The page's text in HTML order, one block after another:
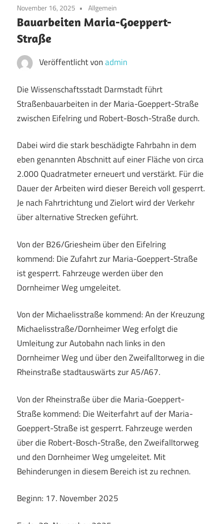
November 16, 2025 Allgemein
Bauarbeiten Maria-Goeppert-
Straße
Veröffentlicht vonadmin
Die Wissenschaftsstadt Darmstadt führt
Straßenbauarbeiten in der Maria-Goeppert-Straße
zwischen Eifelring und Robert-Bosch-Straße durch.
Dabei wird die stark beschädigte Fahrbahn in dem
eben genannten Abschnitt auf einer Fläche von circa
2.000 Quadratmeter erneuert und verstärkt. Für die
Dauer der Arbeiten wird dieser Bereich voll gesperrt.
Je nach Fahrtrichtung und Zielort wird der Verkehr
über alternative Strecken geführt.
Von der B26/Griesheim über den Eifelring
kommend: Die Zufahrt zur Maria-Goeppert-Straße
ist gesperrt. Fahrzeuge werden über den
Dornheimer Weg umgeleitet.
Von der Michaelisstraße kommend: An der Kreuzung
Michaelisstraße/Dornheimer Weg erfolgt die
Umleitung zur Autobahn nach links in den
Dornheimer Weg und über den Zweifalltorweg in die
Rheinstraße stadtauswärts zur A5/A67.
Von der Rheinstraße über die Maria-Goeppert-
Straße kommend: Die Weiterfahrt auf der Maria-
Goeppert-Straße ist gesperrt. Fahrzeuge werden
über die Robert-Bosch-Straße, den Zweifalltorweg
und den Dornheimer Weg umgeleitet. Mit
Behinderungen in diesem Bereich ist zu rechnen.
Beginn: 17. November 2025